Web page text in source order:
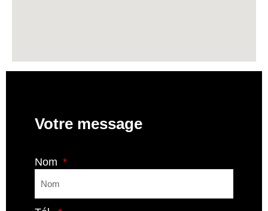
Votre message
Nom